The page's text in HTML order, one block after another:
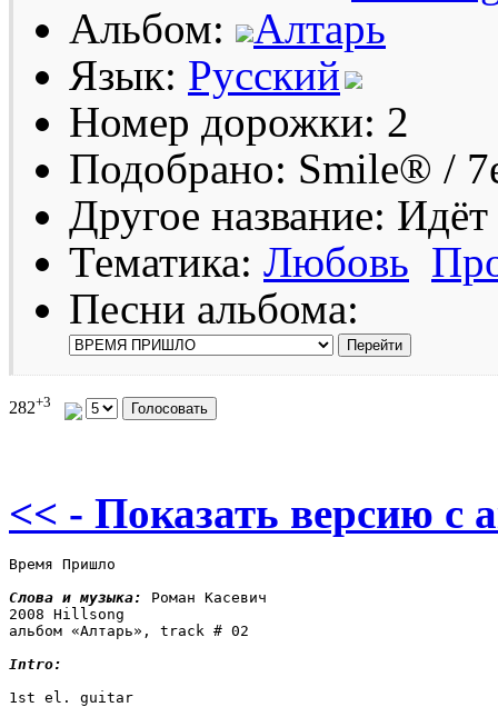
Альбом:
Алтарь
Язык: Русский
Номер дорожки: 2
Подобрано: Smile® /
Другое название:
Тематика: Любовь
Песни альбома:
282+3
<< - Показать версию c
Время Пришло
Слова и музыка: Роман Касевич
2008 Hillsong
альбом «Алтарь», track # 02
Intro:
1st el. guitar